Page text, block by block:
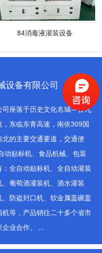
84消毒液灌装设备
设备有限公司
座落于历史文化名城—古九
东临东青高速，南依309国
的主要交通要道，交通便
贴标机、食品机械、包装
全自动贴标机、全自动灌装
葡萄酒灌装机、酒水灌装
防盗封口机、软金属盖碾盖
等，产品销往二十多个省市
企业合作。 ...